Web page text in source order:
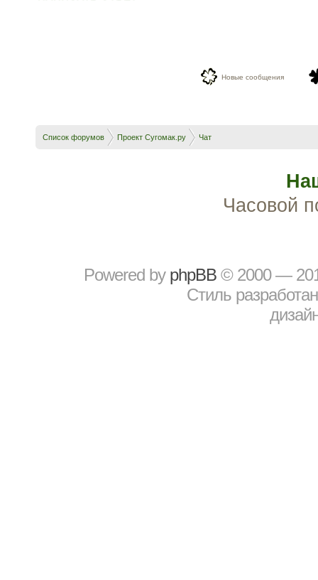
Новые сообщения
Список форумов Проект Сугомак.ру Чат
Часовой
Powered by рhрBВ © 2000 —
Стиль